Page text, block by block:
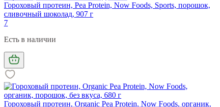
Гороховый протеин, Pea Protein, Now Foods, Sports, порошок,
сливочный шоколад, 907 г
7
Есть в наличии
Гороховый протеин, Organic Pea Protein, Now Foods, органик,